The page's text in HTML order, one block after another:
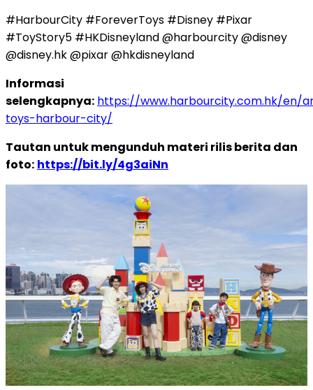
#HarbourCity #ForeverToys #Disney #Pixar
#ToyStory5 #HKDisneyland @harbourcity @disney
@disney.hk @pixar @hkdisneyland
Informasi
selengkapnya: https://www.harbourcity.com.hk/en/
toys-harbour-city/
Tautan untuk mengunduh materi rilis berita dan
foto: https://bit.ly/4g3aiNn